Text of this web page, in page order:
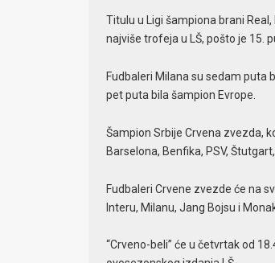
Titulu u Ligi šampiona brani
najviše trofeja u LŠ, pošto je 15.
Fudbaleri Milana su sedam puta
pet puta bila šampion Evrope.
Šampion Srbije Crvena zvezda,
Barselona, Benfika, PSV,
Fudbaleri Crvene zvezde će na
Interu, Milanu, Jang Bojsu i
“Crveno-beli” će u četvrtak od